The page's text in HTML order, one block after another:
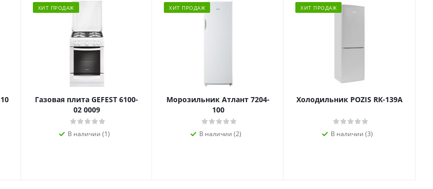
ХИТ ПРОДАЖ
Газовая плита GEFEST 6100-
02 0009
В наличии (1)
ХИТ ПРОДАЖ
Морозильник Атлант 7204-
100
В наличии (2)
ХИТ ПРОДАЖ
Холодильник POZIS RК-139А
В наличии (3)